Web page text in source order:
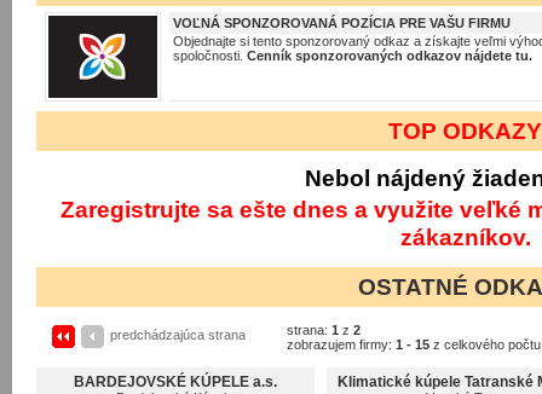
VOĽNÁ SPONZOROVANÁ POZÍCIA PRE VAŠU FIRMU
Objednajte si tento sponzorovaný odkaz a získajte veľmi
spoločnosti. Cenník sponzorovaných odkazov nájdete tu.
TOP ODKAZY
Nebol nájdený
Zaregistrujte sa ešte dnes a využite veľké
zákazníkov.
OSTATNÉ
predchádzajúca strana strana: 1 z 2
zobrazujem firmy: 1 - 15 z celkového
BARDEJOVSKÉ KÚPELE a.s. Klimatické kúpele Tatranské